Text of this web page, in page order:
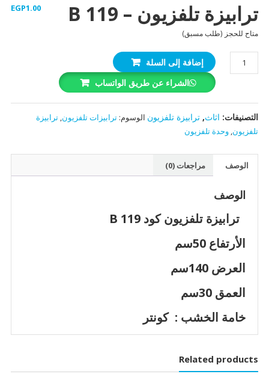
ترابيزة تلفزيون – B 119 EGP1.00
متاح للحجز (طلب مسبق)
كمية
ترابيزة
B
119
إضافة إلى السلة
الشراء عن طريق الواتساب
التصنيفات: اثاث, ترابيزة تلفزيون الوسوم: ترابيزات تلفزيون, ترابيزة
تلفزيون, وحدة تلفزيون
الوصف مراجعات (0)
الوصف
ترابيزة تلفزيون كود B 119
الأرتفاع 50سم
العرض 140سم
العمق 30سم
خامة الخشب : كونتر
Related products